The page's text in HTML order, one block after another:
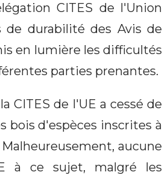
CITES de l'Union
de durabilité des Avis de
en lumière les difficultés
parties prenantes.
CITES de l'UE a cessé de
bois d'espèces inscrites à
aucune
à ce sujet, malgré les